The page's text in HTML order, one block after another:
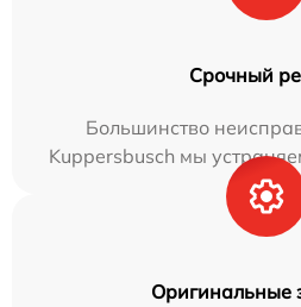
Срочный
Большинство
Kuppersbusch мы
Оригинальные